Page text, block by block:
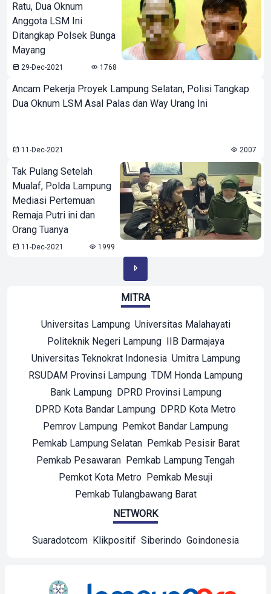
Ratu, Dua Oknum
Anggota LSM Ini
Ditangkap Polsek Bunga
Mayang
29-Dec-2021 1768
Ancam Pekerja Proyek Lampung Selatan, Polisi Tangkap
Dua Oknum LSM Asal Palas dan Way Urang Ini
11-Dec-2021 2007
Tak Pulang Setelah
Mualaf, Polda Lampung
Mediasi Pertemuan
Remaja Putri ini dan
Orang Tuanya
11-Dec-2021 1999
MITRA
Universitas Lampung Universitas Malahayati
Politeknik Negeri Lampung IIB Darmajaya
Universitas Teknokrat Indonesia Umitra Lampung
RSUDAM Provinsi Lampung TDM Honda Lampung
Bank Lampung DPRD Provinsi Lampung
DPRD Kota Bandar Lampung DPRD Kota Metro
Pemrov Lampung Pemkot Bandar Lampung
Pemkab Lampung Selatan Pemkab Pesisir Barat
Pemkab Pesawaran Pemkab Lampung Tengah
Pemkot Kota Metro Pemkab Mesuji
Pemkab Tulangbawang Barat
NETWORK
Suaradotcom Klikpositif Siberindo Goindonesia